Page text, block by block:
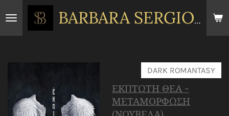
BARBARA SERGIOU
DARK ROMANTASY
ΕΚΠΤΩΤΗ ΘΕΑ -
ΜΕΤΑΜΟΡΦΩΣΗ